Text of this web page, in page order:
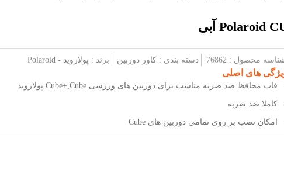
محصول : 76862 دسته بندی :کاور دوربین برند : پولاروید - Polaroid
های اصلی
قاب محافظ ضد ضربه مناسب برای دوربین های ورزشی Cube‏,‏+Cube پولاروید
کاملا ضد ضربه
امکان نصب بر روی تمامی دوربین های Cube